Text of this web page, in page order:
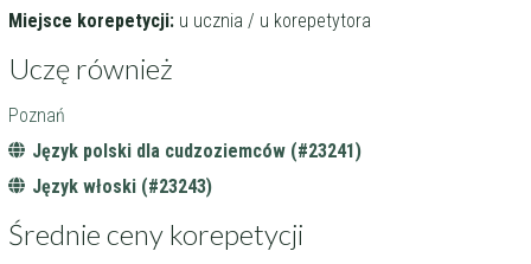
Miejsce korepetycji: u ucznia / u korepetytora
Uczę również
Poznań
Język polski dla cudzoziemców (#23241)
Język włoski (#23243)
Średnie ceny korepetycji